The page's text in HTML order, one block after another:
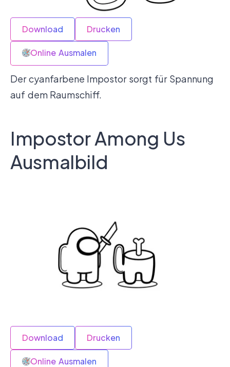
Download Drucken
Online Ausmalen
Der cyanfarbene Impostor sorgt für Spannung
auf dem Raumschiff.
Impostor Among Us
Ausmalbild
Download Drucken
Online Ausmalen